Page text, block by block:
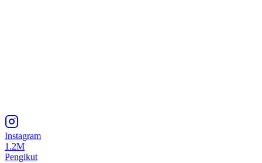
Instagram
1.2M
Pengikut